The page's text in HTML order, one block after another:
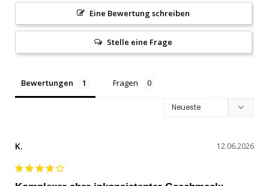
Eine Bewertung schreiben
Stelle eine Frage
Bewertungen Fragen
12.06.2026
K.